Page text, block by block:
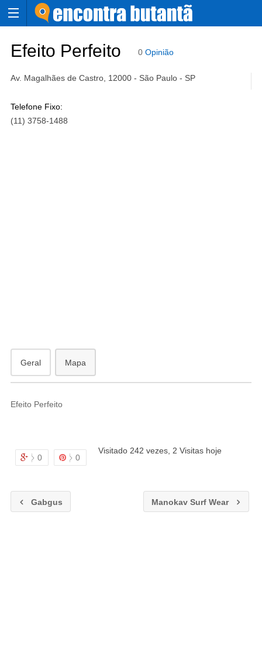
Efeito Perfeito 0 Opinião
Av. Magalhães de Castro, 12000 - São Paulo - SP
Telefone Fixo:
(11) 3758-1488
Geral Mapa
Efeito Perfeito
0 0
Visitado 242 vezes, 2 Visitas hoje
Gabgus Manokav Surf Wear